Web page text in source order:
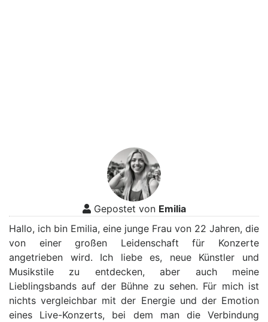
Gepostet von Emilia
Hallo, ich bin Emilia, eine junge Frau von 22 Jahren, die
von einer großen Leidenschaft für Konzerte
angetrieben wird. Ich liebe es, neue Künstler und
Musikstile zu entdecken, aber auch meine
Lieblingsbands auf der Bühne zu sehen. Für mich ist
nichts vergleichbar mit der Energie und der Emotion
eines Live-Konzerts, bei dem man die Verbindung